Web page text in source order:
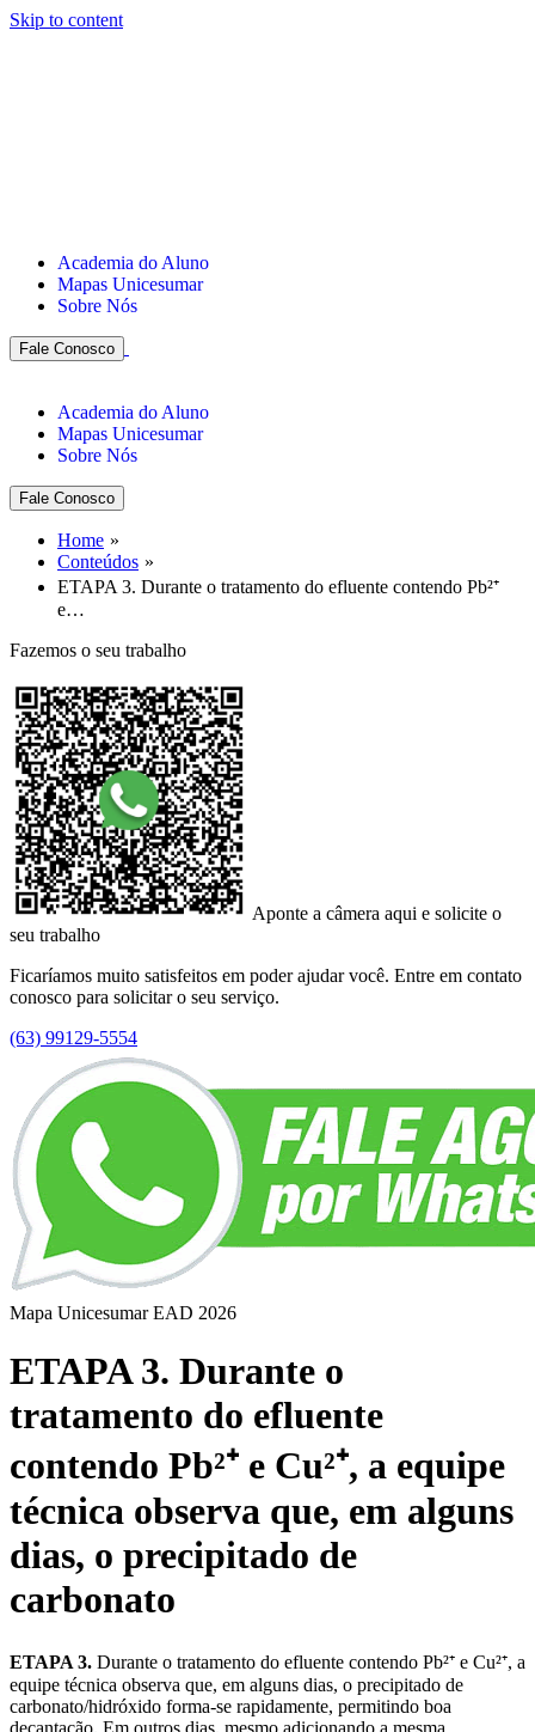
Skip to content
Academia do Aluno
Mapas Unicesumar
Sobre Nós
Fale Conosco
Academia do Aluno
Mapas Unicesumar
Sobre Nós
Fale Conosco
Home
Conteúdos
ETAPA 3. Durante o tratamento do efluente contendo Pb²⁺
e…
Fazemos o seu trabalho
Aponte a câmera aqui e solicite o
seu trabalho
Ficaríamos muito satisfeitos em poder ajudar você. Entre em contato
conosco para solicitar o seu serviço.
(63) 99129-5554
Mapa Unicesumar EAD 2026
ETAPA 3. Durante o
tratamento do efluente
contendo Pb²⁺ e Cu²⁺, a equipe
técnica observa que, em alguns
dias, o precipitado de
carbonato
ETAPA 3. Durante o tratamento do efluente contendo Pb²⁺ e Cu²⁺, a
equipe técnica observa que, em alguns dias, o precipitado de
carbonato/hidróxido forma-se rapidamente, permitindo boa
decantação. Em outros dias, mesmo adicionando a mesma